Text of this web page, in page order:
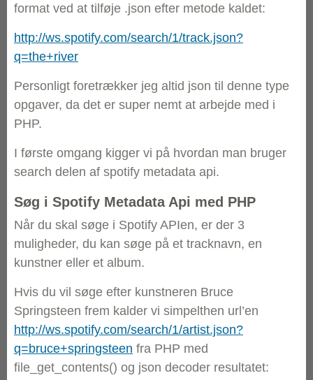
format ved at tilføje .json efter metode kaldet:
http://ws.spotify.com/search/1/track.json?
q=the+river
Personligt foretrækker jeg altid json til denne type
opgaver, da det er super nemt at arbejde med i
PHP.
I første omgang kigger vi på hvordan man bruger
search delen af spotify metadata api.
Søg i Spotify Metadata Api med PHP
Når du skal søge i Spotify APIen, er der 3
muligheder, du kan søge på et tracknavn, en
kunstner eller et album.
Hvis du vil søge efter kunstneren Bruce
Springsteen frem kalder vi simpelthen url’en
http://ws.spotify.com/search/1/artist.json?
q=bruce+springsteen fra PHP med
file_get_contents() og json decoder resultatet: